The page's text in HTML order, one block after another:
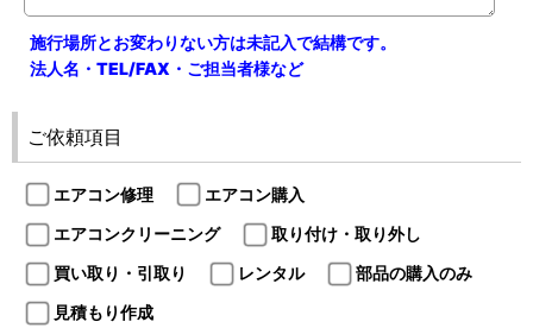
施行場所とお変わりない方は未記入で結構です。
法人名・TEL/FAX・ご担当者様など
ご依頼項目
エアコン修理
エアコン購入
エアコンクリーニング
取り付け・取り外し
買い取り・引取り
レンタル
部品の購入のみ
見積もり作成